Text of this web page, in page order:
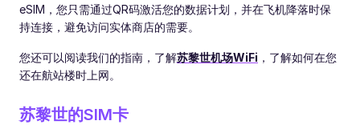
eSIM，您只需通过QR码激活您的数据计划，并在飞机降落时保
持连接，避免访问实体商店的需要。
您还可以阅读我们的指南，了解苏黎世机场WiFi ，了解如何在您
还在航站楼时上网。
苏黎世的SIM卡